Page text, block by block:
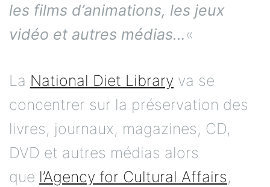
les films d’animations, les jeux
vidéo et autres médias…«
La National Diet Library va se
concentrer sur la préservation des
livres, journaux, magazines, CD,
DVD et autres médias alors
que l’Agency for Cultural Affairs,